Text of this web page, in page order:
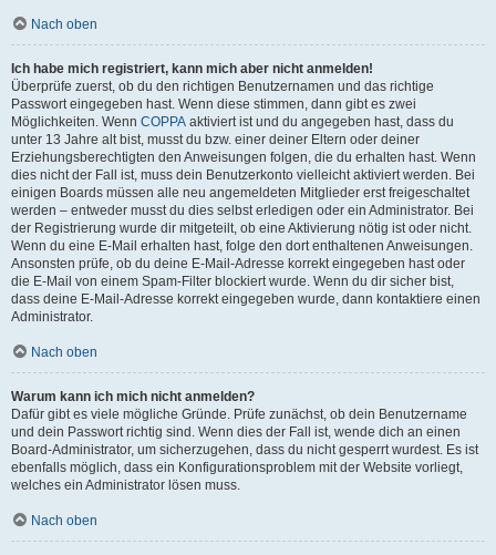
Nach oben
Ich habe mich registriert, kann mich aber nicht anmelden!
Überprüfe zuerst, ob du den richtigen Benutzernamen und das richtige
Passwort eingegeben hast. Wenn diese stimmen, dann gibt es zwei
Möglichkeiten. Wenn COPPA aktiviert ist und du angegeben hast, dass du
unter 13 Jahre alt bist, musst du bzw. einer deiner Eltern oder deiner
Erziehungsberechtigten den Anweisungen folgen, die du erhalten hast. Wenn
dies nicht der Fall ist, muss dein Benutzerkonto vielleicht aktiviert werden. Bei
einigen Boards müssen alle neu angemeldeten Mitglieder erst freigeschaltet
werden – entweder musst du dies selbst erledigen oder ein Administrator. Bei
der Registrierung wurde dir mitgeteilt, ob eine Aktivierung nötig ist oder nicht.
Wenn du eine E-Mail erhalten hast, folge den dort enthaltenen Anweisungen.
Ansonsten prüfe, ob du deine E-Mail-Adresse korrekt eingegeben hast oder
die E-Mail von einem Spam-Filter blockiert wurde. Wenn du dir sicher bist,
dass deine E-Mail-Adresse korrekt eingegeben wurde, dann kontaktiere einen
Administrator.
Nach oben
Warum kann ich mich nicht anmelden?
Dafür gibt es viele mögliche Gründe. Prüfe zunächst, ob dein Benutzername
und dein Passwort richtig sind. Wenn dies der Fall ist, wende dich an einen
Board-Administrator, um sicherzugehen, dass du nicht gesperrt wurdest. Es ist
ebenfalls möglich, dass ein Konfigurationsproblem mit der Website vorliegt,
welches ein Administrator lösen muss.
Nach oben